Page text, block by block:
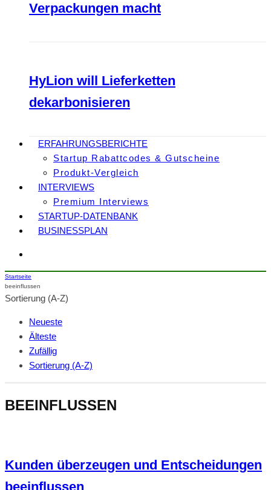
Verpackungen macht
HyLion will Lieferketten
dekarbonisieren
ERFAHRUNGSBERICHTE
Startup Rabattcodes & Gutscheine
Produkt-Vergleich
INTERVIEWS
Premium Interviews
STARTUP-DATENBANK
BUSINESSPLAN
Startseite
beeinflussen
Sortierung (A-Z)
Neueste
Älteste
Zufällig
Sortierung (A-Z)
BEEINFLUSSEN
Kunden überzeugen und Entscheidungen
beeinflussen